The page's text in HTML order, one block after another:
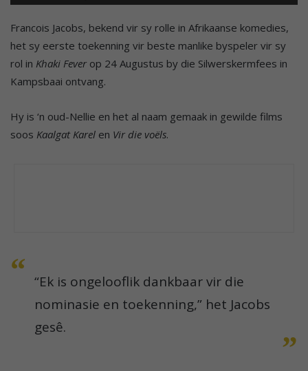
Francois Jacobs, bekend vir sy rolle in Afrikaanse komedies,
het sy eerste toekenning vir beste manlike byspeler vir sy
rol in Khaki Fever op 24 Augustus by die Silwerskermfees in
Kampsbaai ontvang.
Hy is ‘n oud-Nellie en het al naam gemaak in gewilde films
soos Kaalgat Karel en Vir die voëls.
“Ek is ongelooflik dankbaar vir die
nominasie en toekenning,” het Jacobs
gesê.